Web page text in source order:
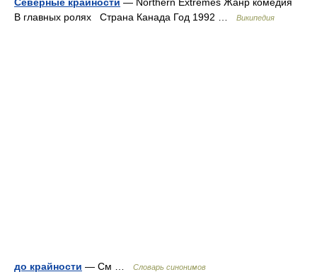
В главных ролях Страна Канада Год 1992 …
Википедия
до крайности — См … Словарь синонимов